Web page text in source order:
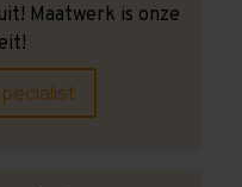
Maatwerk is onze